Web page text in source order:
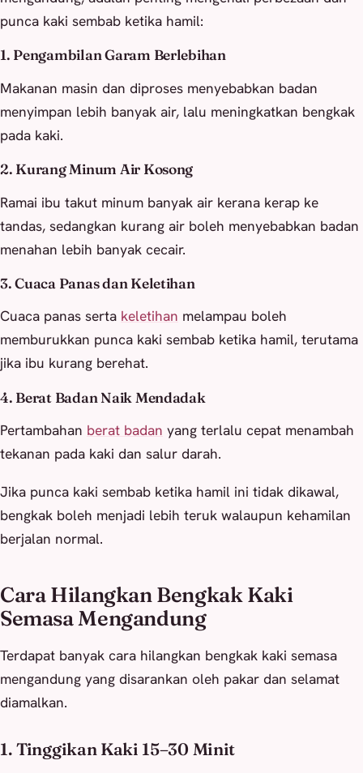
punca kaki sembab ketika hamil:
1. Pengambilan Garam Berlebihan
Makanan masin dan diproses menyebabkan badan
menyimpan lebih banyak air, lalu meningkatkan bengkak
pada kaki.
2. Kurang Minum Air Kosong
Ramai ibu takut minum banyak air kerana kerap ke
tandas, sedangkan kurang air boleh menyebabkan badan
menahan lebih banyak cecair.
3. Cuaca Panas dan Keletihan
Cuaca panas serta keletihan melampau boleh
memburukkan punca kaki sembab ketika hamil, terutama
jika ibu kurang berehat.
4. Berat Badan Naik Mendadak
Pertambahan berat badan yang terlalu cepat menambah
tekanan pada kaki dan salur darah.
Jika punca kaki sembab ketika hamil ini tidak dikawal,
bengkak boleh menjadi lebih teruk walaupun kehamilan
berjalan normal.
Cara Hilangkan Bengkak Kaki
Semasa Mengandung
Terdapat banyak cara hilangkan bengkak kaki semasa
mengandung yang disarankan oleh pakar dan selamat
diamalkan.
1. Tinggikan Kaki 15–30 Minit